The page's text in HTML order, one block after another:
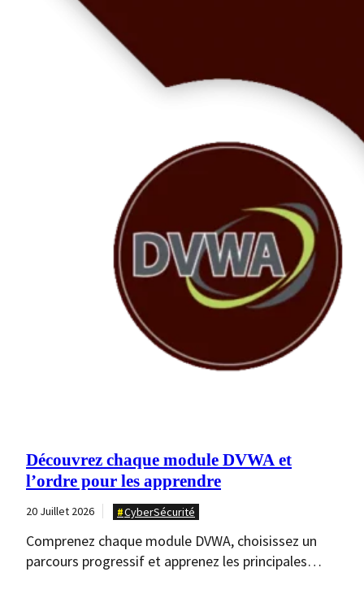
Découvrez chaque module DVWA et
l’ordre pour les apprendre
20 Juillet 2026 CyberSécurité
Comprenez chaque module DVWA, choisissez un
parcours progressif et apprenez les principales